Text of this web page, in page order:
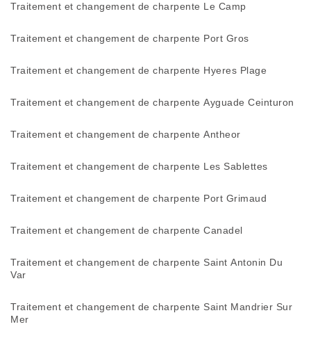
Traitement et changement de charpente Le Camp
Traitement et changement de charpente Port Gros
Traitement et changement de charpente Hyeres Plage
Traitement et changement de charpente Ayguade Ceinturon
Traitement et changement de charpente Antheor
Traitement et changement de charpente Les Sablettes
Traitement et changement de charpente Port Grimaud
Traitement et changement de charpente Canadel
Traitement et changement de charpente Saint Antonin Du
Var
Traitement et changement de charpente Saint Mandrier Sur
Mer